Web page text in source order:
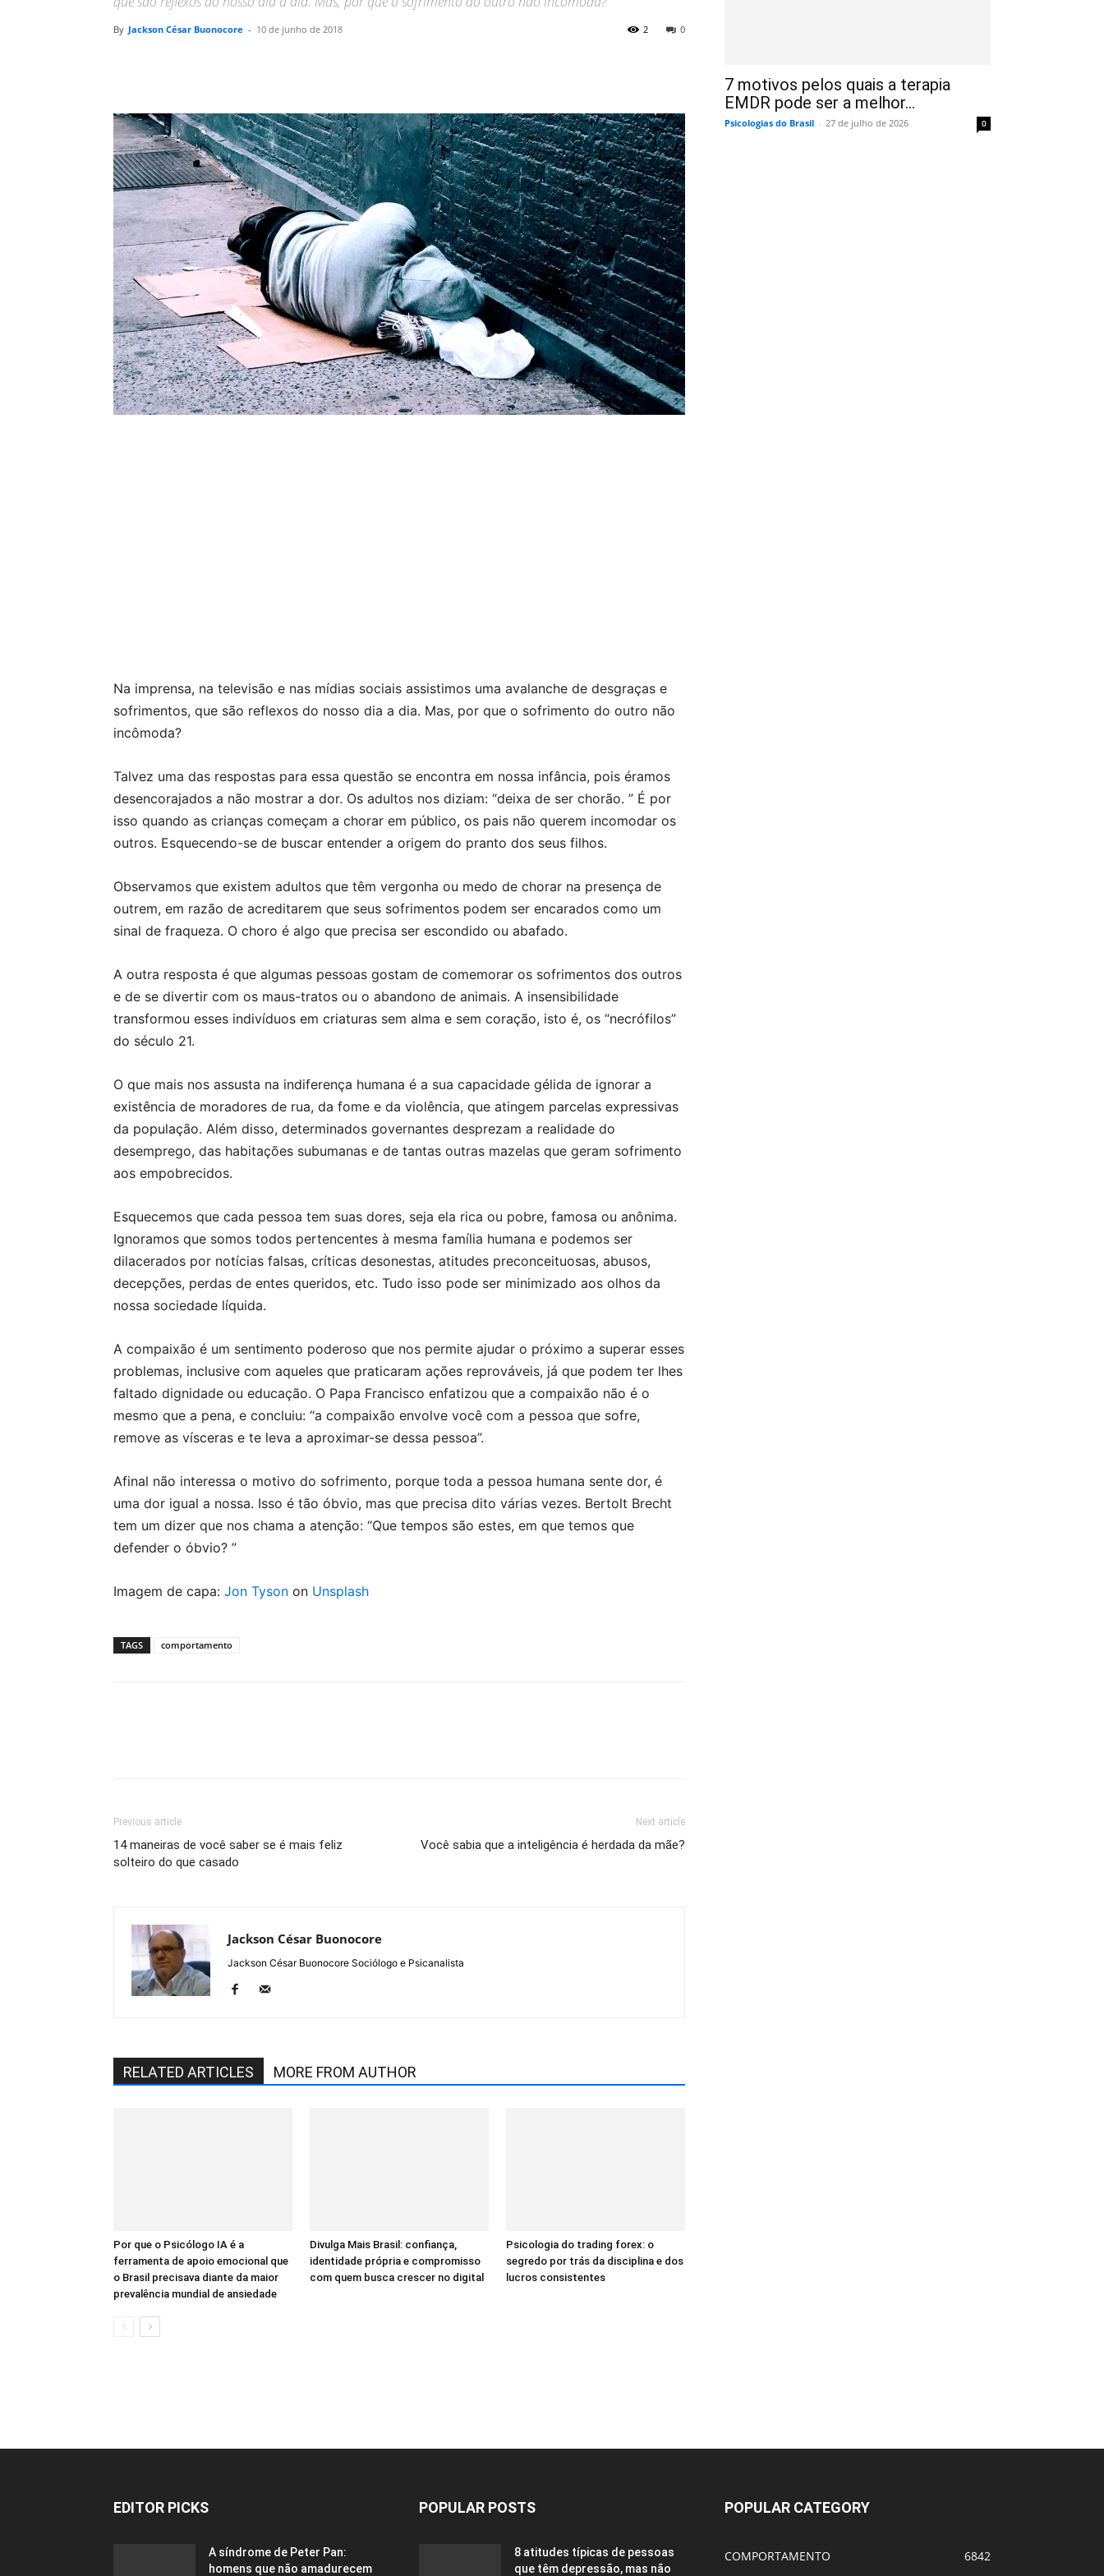
By Jackson César Buonocore - 10 de junho de 2018 0
2
Na imprensa, na televisão e nas mídias sociais assistimos uma avalanche de desgraças e
sofrimentos, que são reflexos do nosso dia a dia. Mas, por que o sofrimento do outro não
incômoda?
Talvez uma das respostas para essa questão se encontra em nossa infância, pois éramos
desencorajados a não mostrar a dor. Os adultos nos diziam: “deixa de ser chorão. ” É por
isso quando as crianças começam a chorar em público, os pais não querem incomodar os
outros. Esquecendo-se de buscar entender a origem do pranto dos seus filhos.
Observamos que existem adultos que têm vergonha ou medo de chorar na presença de
outrem, em razão de acreditarem que seus sofrimentos podem ser encarados como um
sinal de fraqueza. O choro é algo que precisa ser escondido ou abafado.
A outra resposta é que algumas pessoas gostam de comemorar os sofrimentos dos outros
e de se divertir com os maus-tratos ou o abandono de animais. A insensibilidade
transformou esses indivíduos em criaturas sem alma e sem coração, isto é, os “necrófilos”
do século 21.
O que mais nos assusta na indiferença humana é a sua capacidade gélida de ignorar a
existência de moradores de rua, da fome e da violência, que atingem parcelas expressivas
da população. Além disso, determinados governantes desprezam a realidade do
desemprego, das habitações subumanas e de tantas outras mazelas que geram sofrimento
aos empobrecidos.
Esquecemos que cada pessoa tem suas dores, seja ela rica ou pobre, famosa ou anônima.
Ignoramos que somos todos pertencentes à mesma família humana e podemos ser
dilacerados por notícias falsas, críticas desonestas, atitudes preconceituosas, abusos,
decepções, perdas de entes queridos, etc. Tudo isso pode ser minimizado aos olhos da
nossa sociedade líquida.
A compaixão é um sentimento poderoso que nos permite ajudar o próximo a superar esses
problemas, inclusive com aqueles que praticaram ações reprováveis, já que podem ter lhes
faltado dignidade ou educação. O Papa Francisco enfatizou que a compaixão não é o
mesmo que a pena, e concluiu: “a compaixão envolve você com a pessoa que sofre,
remove as vísceras e te leva a aproximar-se dessa pessoa”.
Afinal não interessa o motivo do sofrimento, porque toda a pessoa humana sente dor, é
uma dor igual a nossa. Isso é tão óbvio, mas que precisa dito várias vezes. Bertolt Brecht
tem um dizer que nos chama a atenção: “Que tempos são estes, em que temos que
defender o óbvio? ”
Imagem de capa: Jon Tyson on Unsplash
TAGS comportamento
Previous article
14 maneiras de você saber se é mais feliz
solteiro do que casado
Next article
Você sabia que a inteligência é herdada da mãe?
Jackson César Buonocore
Jackson César Buonocore Sociólogo e Psicanalista
RELATED ARTICLES MORE FROM AUTHOR
Por que o Psicólogo IA é a
ferramenta de apoio emocional que
o Brasil precisava diante da maior
prevalência mundial de ansiedade
Divulga Mais Brasil: confiança,
identidade própria e compromisso
com quem busca crescer no digital
Psicologia do trading forex: o
segredo por trás da disciplina e dos
lucros consistentes
7 motivos pelos quais a terapia
EMDR pode ser a melhor...
Psicologias do Brasil - 27 de julho de 2026 0
EDITOR PICKS
A síndrome de Peter Pan:
homens que não amadurecem
POPULAR POSTS
8 atitudes típicas de pessoas
que têm depressão, mas não
POPULAR CATEGORY
COMPORTAMENTO
6842